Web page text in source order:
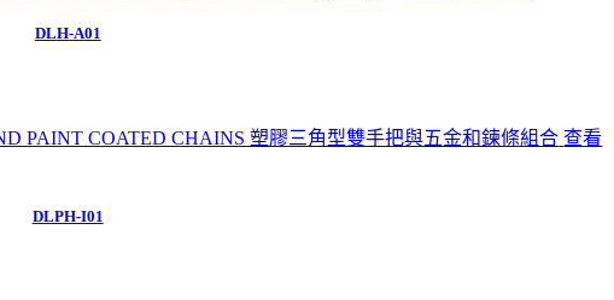
DLH-A01
查看
DLPH-I01